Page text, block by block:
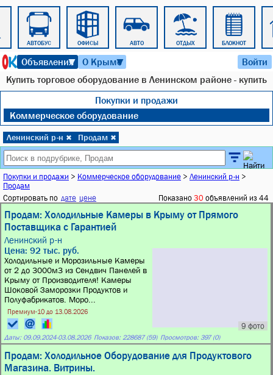
АВТОБУС ОФИСЫ АВТО ОТДЫХ БЛОКНОТ
Объявления
▼ О Крыме
▼ Войти
Купить торговое оборудование в Ленинском районе - купить
Покупки и продажи
Коммерческое оборудование
Ленинский р-н ✖ Продам ✖
Покупки и продажи > Коммерческое оборудование > Ленинский р-н >
Продам
Сортировать по дате цене Показано 30 объявлений из 44
Продам: Холодильные Камеры в Крыму от Прямого
Поставщика с Гарантией
Ленинский р-н
9 фото
Цена: 92 тыс. руб.
Холодильные и Морозильные Камеры
от 2 до 3000м3 из Сендвич Панелей в
Крыму от Производителя! Камеры
Шоковой Заморозки Продуктов и
Полуфабрикатов. Моро...
Премиум-10 до 13.08.2026
Даты: 09.09.2024-03.08.2026 Показов: 228687 (59) Просмотров: 397 (0)
Продам: Холодильное Оборудование для Продуктового
Магазина. Витрины.